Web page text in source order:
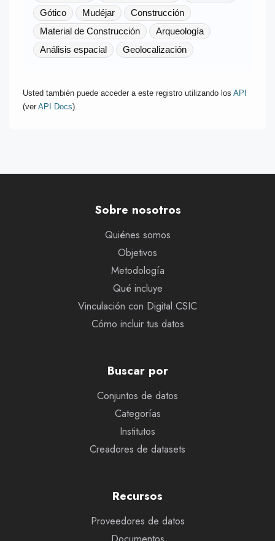
Gótico
Mudéjar
Construcción
Material de Construcción
Arqueología
Análisis espacial
Geolocalización
Usted también puede acceder a este registro utilizando los API
(ver API Docs).
Sobre nosotros
Quiénes somos
Objetivos
Metodología
Qué incluye
Vinculación con Digital.CSIC
Cómo incluir tus datos
Buscar por
Conjuntos de datos
Categorías
Institutos
Creadores de datasets
Recursos
Proveedores de datos